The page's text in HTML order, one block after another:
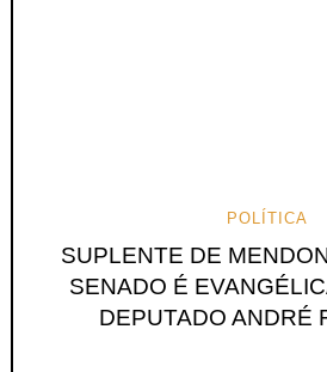
POLÍTICA
SUPLENTE DE
SENADO É
DEPUTADO ANDRÉ